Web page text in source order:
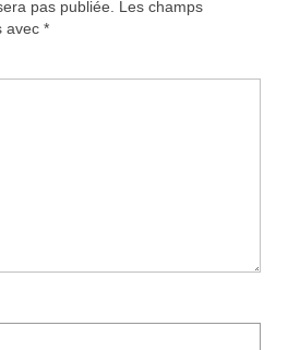
pas publiée. Les champs
avec *